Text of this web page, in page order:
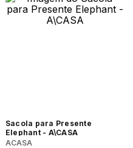
Sacola para Presente
Elephant - A\CASA
ACASA